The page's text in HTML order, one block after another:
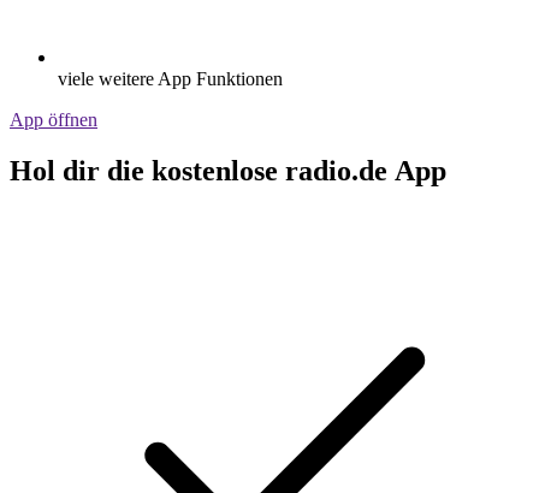
viele weitere App Funktionen
App öffnen
Hol dir die kostenlose radio.de App